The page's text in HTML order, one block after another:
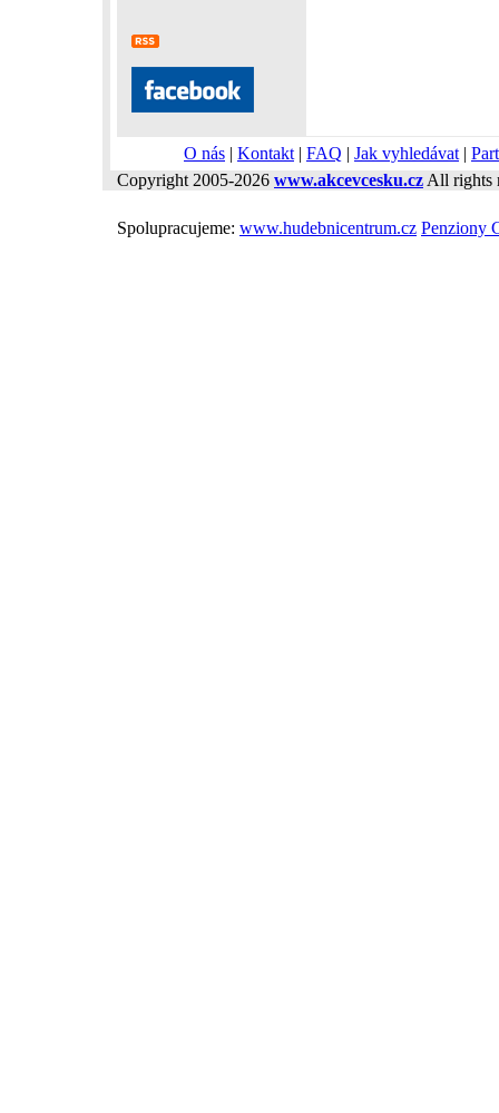
O nás | Kontakt | FAQ | Jak vyhledávat |
Copyright 2005-2026 www.akcevcesku.cz All rights
Spolupracujeme: www.hudebnicentrum.cz Penziony